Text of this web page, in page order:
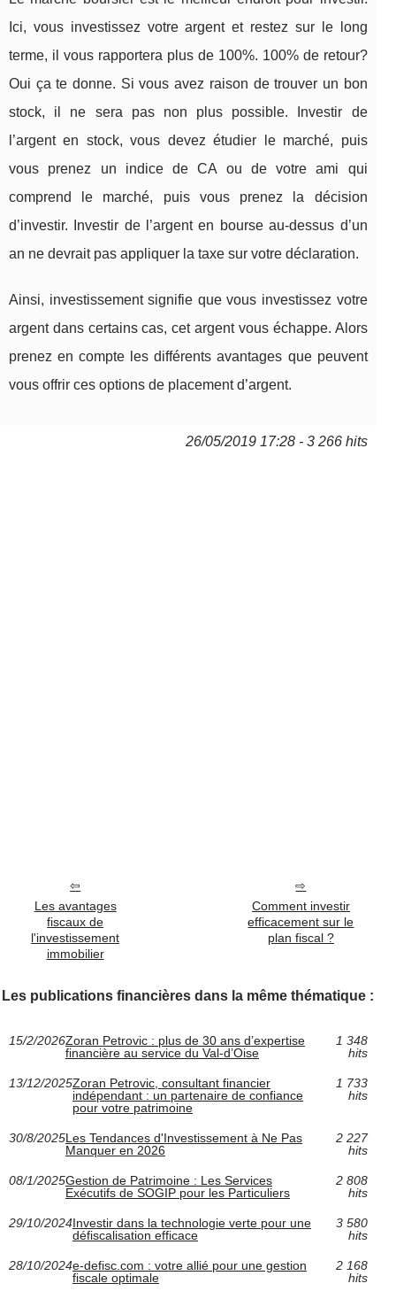
Ici, vous investissez votre argent et restez sur le long
terme, il vous rapportera plus de 100%. 100% de retour?
Oui ça te donne. Si vous avez raison de trouver un bon
stock, il ne sera pas non plus possible. Investir de
l’argent en stock, vous devez étudier le marché, puis
vous prenez un indice de CA ou de votre ami qui
comprend le marché, puis vous prenez la décision
d’investir. Investir de l’argent en bourse au-dessus d’un
an ne devrait pas appliquer la taxe sur votre déclaration.
Ainsi, investissement signifie que vous investissez votre
argent dans certains cas, cet argent vous échappe. Alors
prenez en compte les différents avantages que peuvent
vous offrir ces options de placement d’argent.
26/05/2019 17:28 - 3 266 hits
Les avantages
fiscaux de
l'investissement
immobilier
Comment investir
efficacement sur le
plan fiscal ?
Les publications financières dans la même thématique :
15/2/2026Zoran Petrovic : plus de 30 ans d’expertise
financière au service du Val-d’Oise
1 348
hits
13/12/2025Zoran Petrovic, consultant financier
indépendant : un partenaire de confiance
pour votre patrimoine
1 733
hits
30/8/2025Les Tendances d'Investissement à Ne Pas
Manquer en 2026
2 227
hits
08/1/2025Gestion de Patrimoine : Les Services
Exécutifs de SOGIP pour les Particuliers
2 808
hits
29/10/2024Investir dans la technologie verte pour une
défiscalisation efficace
3 580
hits
28/10/2024e-defisc.com : votre allié pour une gestion
fiscale optimale
2 168
hits